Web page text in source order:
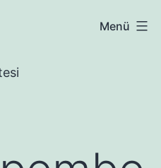
Menü